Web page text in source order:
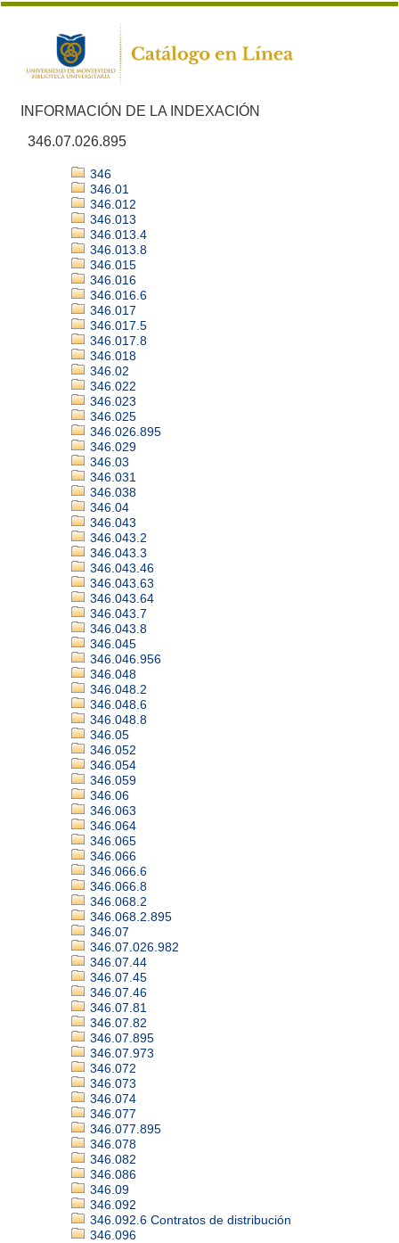
INFORMACIÓN DE LA INDEXACIÓN
346.07.026.895
346
346.01
346.012
346.013
346.013.4
346.013.8
346.015
346.016
346.016.6
346.017
346.017.5
346.017.8
346.018
346.02
346.022
346.023
346.025
346.026.895
346.029
346.03
346.031
346.038
346.04
346.043
346.043.2
346.043.3
346.043.46
346.043.63
346.043.64
346.043.7
346.043.8
346.045
346.046.956
346.048
346.048.2
346.048.6
346.048.8
346.05
346.052
346.054
346.059
346.06
346.063
346.064
346.065
346.066
346.066.6
346.066.8
346.068.2
346.068.2.895
346.07
346.07.026.982
346.07.44
346.07.45
346.07.46
346.07.81
346.07.82
346.07.895
346.07.973
346.072
346.073
346.074
346.077
346.077.895
346.078
346.082
346.086
346.09
346.092
346.092.6 Contratos de distribución
346.096